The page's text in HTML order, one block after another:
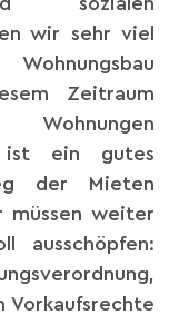
wir sehr viel
Zeitraum
ist ein gutes
der Mieten
müssen weiter
ausschöpfen:
Vorkaufsrechte